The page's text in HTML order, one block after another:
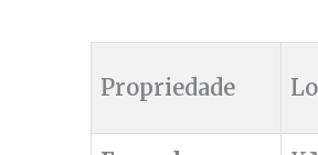
Propriedade